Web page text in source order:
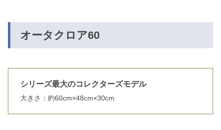
オータクロア60
シリーズ最大のコレクターズモデル
大きさ：約60cm×48cm×30cm